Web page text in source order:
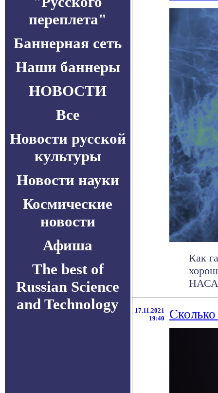
переплета"
Баннерная сеть
Наши баннеры
НОВОСТИ
Все
Новости русской
культуры
Новости науки
Космические
новости
Афиша
The best of
Russian Science
and Technology
Как
НАСА
17.11.2021
19:40